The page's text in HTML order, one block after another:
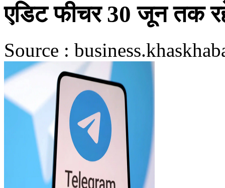
एडिट फीचर 30 जून तक
Source :